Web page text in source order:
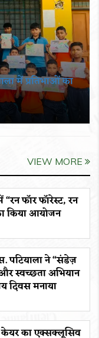
में प्रतिभाओं का
VIEW MORE
“रन फॉर फॉरेस्ट, रन
किया आयोजन
पटियाला ने “संडेज़
स्वच्छता अभियान
दिवस मनाया
केयर का एक्सक्लूसिव